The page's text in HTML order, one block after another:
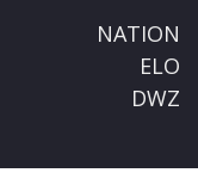
NATION
ELO
DWZ